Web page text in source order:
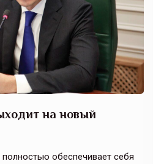
на новый
обеспечивает себя